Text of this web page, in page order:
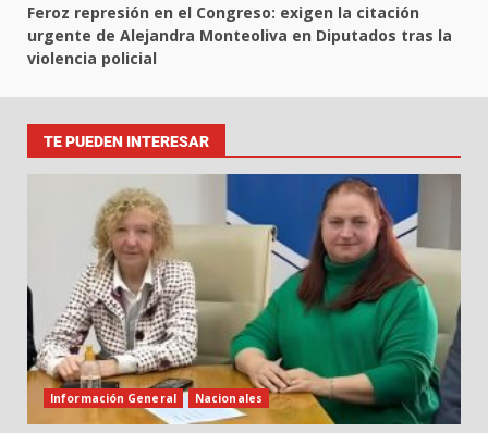
Feroz represión en el Congreso: exigen la citación
urgente de Alejandra Monteoliva en Diputados tras la
violencia policial
TE PUEDEN INTERESAR
Información General Nacionales